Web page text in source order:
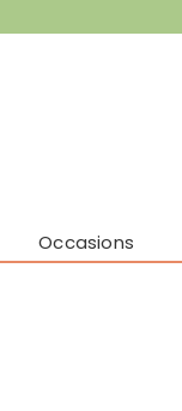
Occasions